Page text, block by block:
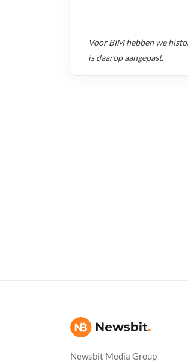
VoorBIMhebben we
is daarop aangepast.
Newsbit Media Group